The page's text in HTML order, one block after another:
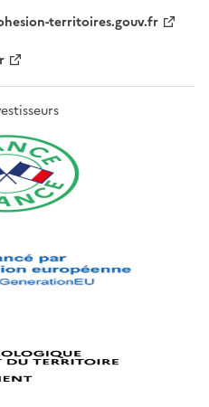
territoires.gouv.fr